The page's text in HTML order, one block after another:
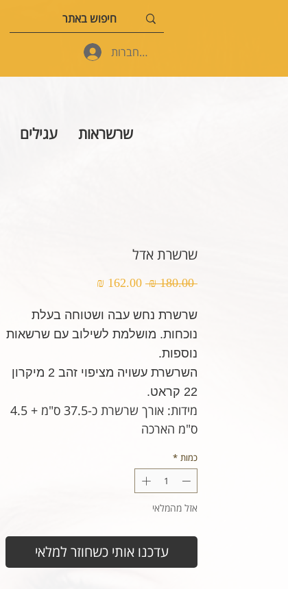
להתחברות
שרשראות עגילים
שרשרת אדל
‏180.00 ‏₪
מחיר
שרשרת נחש עבה ושטוחה בעלת
נוכחות. מושלמת לשילוב עם שרשאות
נוספות.
השרשרת עשויה מציפוי זהב 2 מיקרון
22 קראט.
מידות: אורך שרשרת כ-37.5 ס"מ + 4.5
ס"מ הארכה
כמות *
אזל מהמלאי
עדכנו אותי כשחוזר למלאי